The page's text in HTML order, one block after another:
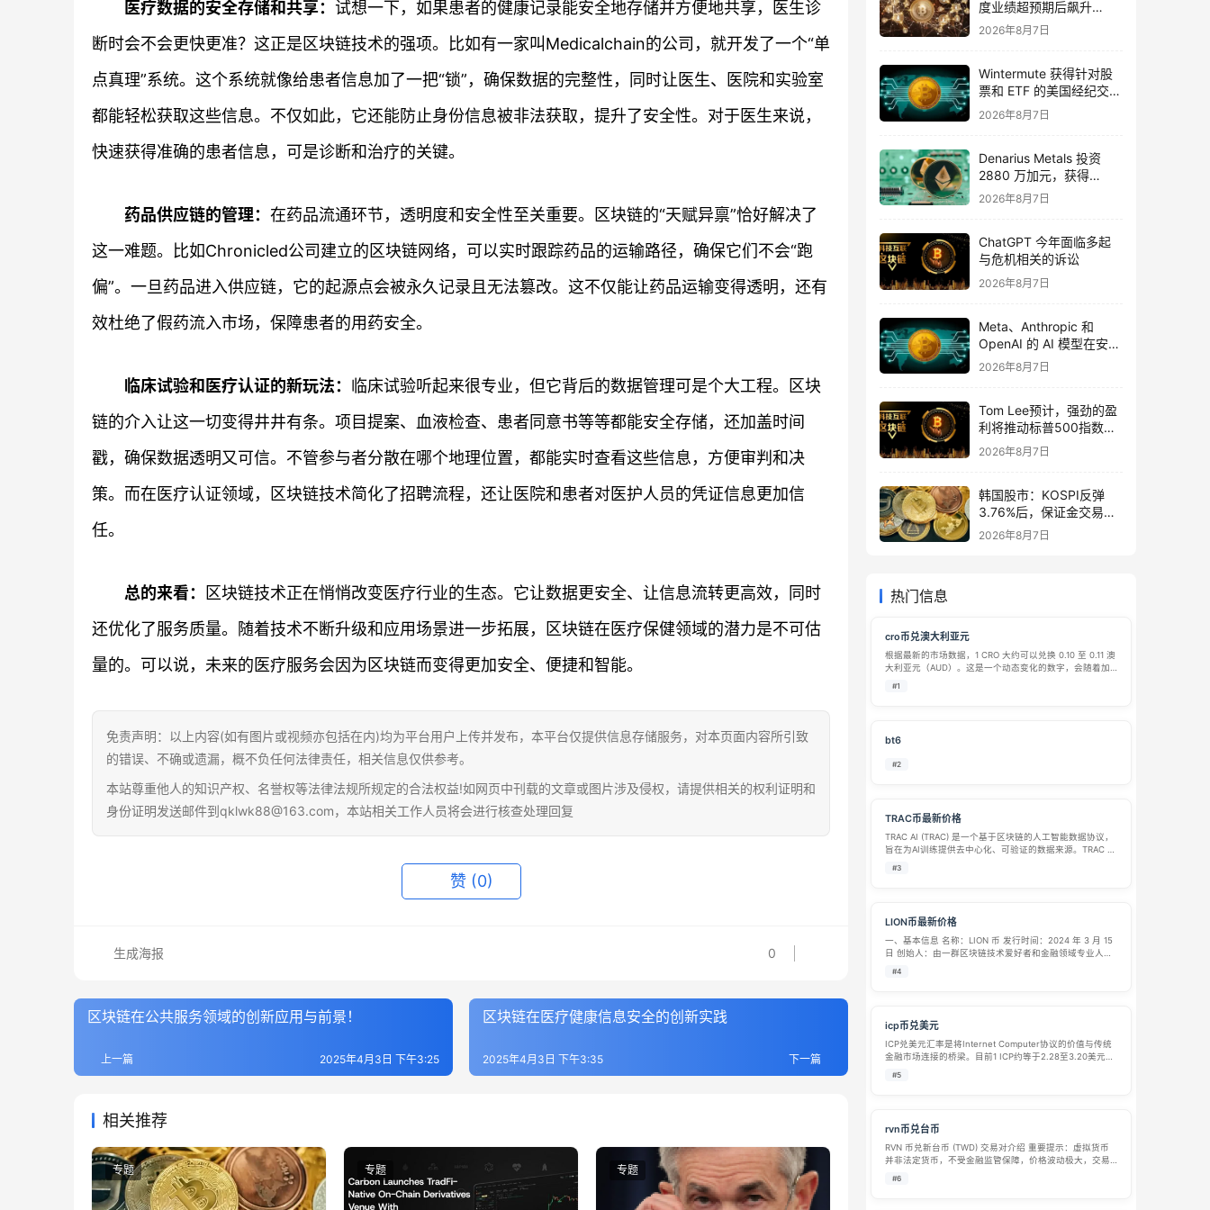
医疗数据的安全存储和共享： 试想一下，如果患者的健康记录能安全地存储并方便地共享，医生诊
断时会不会更快更准？这正是区块链技术的强项。比如有一家叫Medicalchain的公司，就开发了一个“单
点真理”系统。这个系统就像给患者信息加了一把“锁”，确保数据的完整性，同时让医生、医院和实验室
都能轻松获取这些信息。不仅如此，它还能防止身份信息被非法获取，提升了安全性。对于医生来说，
快速获得准确的患者信息，可是诊断和治疗的关键。
药品供应链的管理： 在药品流通环节，透明度和安全性至关重要。区块链的“天赋异禀”恰好解决了
这一难题。比如Chronicled公司建立的区块链网络，可以实时跟踪药品的运输路径，确保它们不会“跑
偏”。一旦药品进入供应链，它的起源点会被永久记录且无法篡改。这不仅能让药品运输变得透明，还有
效杜绝了假药流入市场，保障患者的用药安全。
临床试验和医疗认证的新玩法： 临床试验听起来很专业，但它背后的数据管理可是个大工程。区块
链的介入让这一切变得井井有条。项目提案、血液检查、患者同意书等等都能安全存储，还加盖时间
戳，确保数据透明又可信。不管参与者分散在哪个地理位置，都能实时查看这些信息，方便审判和决
策。而在医疗认证领域，区块链技术简化了招聘流程，还让医院和患者对医护人员的凭证信息更加信
任。
总的来看：
区块链技术正在悄悄改变医疗行业的生态。它让数据更安全、让信息流转更高效，同时
还优化了服务质量。随着技术不断升级和应用场景进一步拓展，区块链在医疗保健领域的潜力是不可估
量的。可以说，未来的医疗服务会因为区块链而变得更加安全、便捷和智能。
免责声明：以上内容(如有图片或视频亦包括在内)均为平台用户上传并发布，本平台仅提供信息存储服务，对本页面内容所引致
的错误、不确或遗漏，概不负任何法律责任，相关信息仅供参考。
本站尊重他人的知识产权、名誉权等法律法规所规定的合法权益!如网页中刊载的文章或图片涉及侵权，请提供相关的权利证明和
身份证明发送邮件到qklwk88@163.com，本站相关工作人员将会进行核查处理回复
赞 (0)
0
生成海报
区块链在公共服务领域的创新应用与前景！
上一篇 2025年4月3日 下午3:25
区块链在医疗健康信息安全的创新实践
下一篇
2025年4月3日 下午3:35
相关推荐
专题 专题 专题
度业绩超预期后飙升
16%，华尔街将目标价上
2026年8月7日
Wintermute 获得针对股
票和 ETF 的美国经纪交易
商资格
2026年8月7日
Denarius Metals 投资
2880 万加元，获得
Copper Giant Resources
2026年8月7日
ChatGPT 今年面临多起
与危机相关的诉讼
2026年8月7日
Meta、Anthropic 和
OpenAI 的 AI 模型在安全
测试期间入侵外部组织
2026年8月7日
Tom Lee预计，强劲的盈
利将推动标普500指数在
8月前升至8,000点
2026年8月7日
韩国股市：KOSPI反弹
3.76%后，保证金交易激
增1万亿韩元
2026年8月7日
热门信息
cro币兑澳大利亚元
根据最新的市场数据，1 CRO 大约可以兑换 0.10 至 0.11 澳
大利亚元（AUD）。这是一个动态变化的数字，会随着加
密货币市场的波动而实时涨跌。 💱 实时兑换价格参考
#1
bt6
#2
TRAC币最新价格
TRAC AI (TRAC) 是一个基于区块链的人工智能数据协议，
旨在为AI训练提供去中心化、可验证的数据来源。TRAC 通
过智能合约和加密技术，确保数据的真实性、透明性和可
#3
LION币最新价格
一、基本信息​ 名称：LION 币​ 发行时间：2024 年 3 月 15
日​ 创始人：由一群区块链技术爱好者和金融领域专业人士
共同创立，团队核心成员具备多年区块链开发经验和金融
#4
icp币兑美元
ICP兑美元汇率是将Internet Computer协议的价值与传统
金融市场连接的桥梁。目前1 ICP约等于2.28至3.20美元，
价格受市场供需、技术发展和宏观环境多重因素影响。以
#5
rvn币兑台币
RVN 币兑新台币 (TWD) 交易对介绍 重要提示：虚拟货币
并非法定货币，不受金融监管保障，价格波动极大，交易
存在极高风险，本文仅作资讯科普，不构成任何投资建
#6